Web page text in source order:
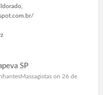
SP
on 26 de